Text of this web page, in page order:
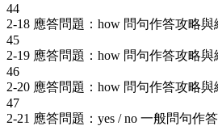
44
2-18 應答問題：how 問句作答攻略與
45
2-19 應答問題：how 問句作答攻略與
46
2-20 應答問題：how 問句作答攻略與
47
2-21 應答問題：yes / no 一般問句作